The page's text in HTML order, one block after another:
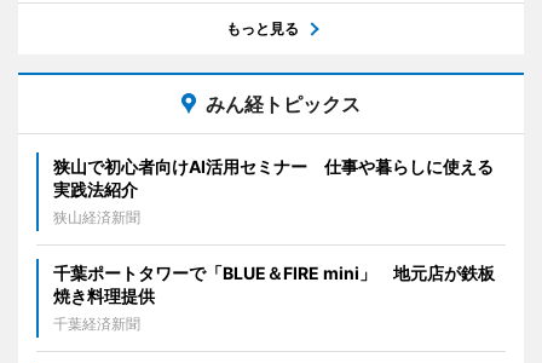
もっと見る
みん経トピックス
狭山で初心者向けAI活用セミナー 仕事や暮らしに使える
実践法紹介
狭山経済新聞
千葉ポートタワーで「BLUE＆FIRE mini」 地元店が鉄板
焼き料理提供
千葉経済新聞